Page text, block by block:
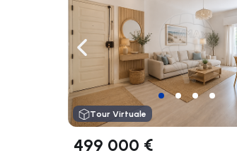
Naviga a sinistra
Tour Virtuale
499 000 €